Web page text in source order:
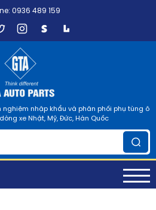
0936 489 159
nghiệm nhập khẩu và phân phối phụ tùng ô
xe Nhật, Mỹ, Đức, Hàn Quốc